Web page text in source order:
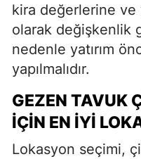
kira değerlerine ve
olarak değişkenlik
nedenle yatırım
yapılmalıdır.
GEZEN TAVUK
İÇIN EN İYI
Lokasyon seçimi,